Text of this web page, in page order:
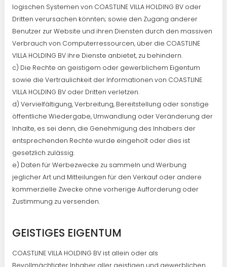
logischen Systemen von COASTLINE VILLA HOLDING BV oder
Dritten verursachen könnten; sowie den Zugang anderer
Benutzer zur Website und ihren Diensten durch den massiven
Verbrauch von Computerressourcen, über die COASTLINE
VILLA HOLDING BV ihre Dienste anbietet, zu behindern.
c) Die Rechte an geistigem oder gewerblichem Eigentum
sowie die Vertraulichkeit der Informationen von COASTLINE
VILLA HOLDING BV oder Dritten verletzen.
d) Vervielfältigung, Verbreitung, Bereitstellung oder sonstige
öffentliche Wiedergabe, Umwandlung oder Veränderung der
Inhalte, es sei denn, die Genehmigung des Inhabers der
entsprechenden Rechte wurde eingeholt oder dies ist
gesetzlich zulässig.
e) Daten für Werbezwecke zu sammeln und Werbung
jeglicher Art und Mitteilungen für den Verkauf oder andere
kommerzielle Zwecke ohne vorherige Aufforderung oder
Zustimmung zu versenden.
GEISTIGES EIGENTUM
COASTLINE VILLA HOLDING BV ist allein oder als